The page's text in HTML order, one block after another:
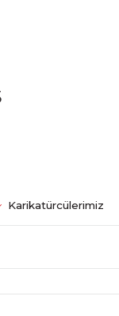
Karikatürcülerimiz